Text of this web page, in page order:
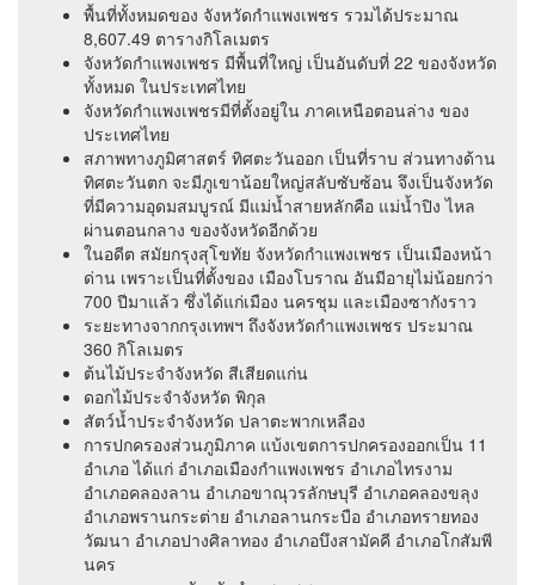
พื้นที่ทั้งหมดของ จังหวัดกำแพงเพชร รวมได้ประมาณ
8,607.49 ตารางกิโลเมตร
จังหวัดกำแพงเพชร มีพื้นที่ใหญ่ เป็นอันดับที่ 22 ของจังหวัด
ทั้งหมด ในประเทศไทย
จังหวัดกำแพงเพชรมีที่ตั้งอยู่ใน ภาคเหนือตอนล่าง ของ
ประเทศไทย
สภาพทางภูมิศาสตร์ ทิศตะวันออก เป็นที่ราบ ส่วนทางด้าน
ทิศตะวันตก จะมีภูเขาน้อยใหญ่สลับซับซ้อน จึงเป็นจังหวัด
ที่มีความอุดมสมบูรณ์ มีแม่น้ำสายหลักคือ แม่น้ำปิง ไหล
ผ่านตอนกลาง ของจังหวัดอีกด้วย
ในอดีต สมัยกรุงสุโขทัย จังหวัดกำแพงเพชร เป็นเมืองหน้า
ด่าน เพราะเป็นที่ตั้งของ เมืองโบราณ อันมีอายุไม่น้อยกว่า
700 ปีมาแล้ว ซึ่งได้แก่เมือง นครชุม และเมืองซากังราว
ระยะทางจากกรุงเทพฯ ถึงจังหวัดกำแพงเพชร ประมาณ
360 กิโลเมตร
ต้นไม้ประจำจังหวัด สีเสียดแก่น
ดอกไม้ประจำจังหวัด พิกุล
สัตว์น้ำประจำจังหวัด ปลาตะพากเหลือง
การปกครองส่วนภูมิภาค แบ้งเขตการปกครองออกเป็น 11
อำเภอ ได้แก่ อำเภอเมืองกำแพงเพชร อำเภอไทรงาม
อำเภอคลองลาน อำเภอขาณุวรลักษบุรี อำเภอคลองขลุง
อำเภอพรานกระต่าย อำเภอลานกระบือ อำเภอทรายทอง
วัฒนา อำเภอปางศิลาทอง อำเภอบึงสามัคคี อำเภอโกสัมพี
นคร